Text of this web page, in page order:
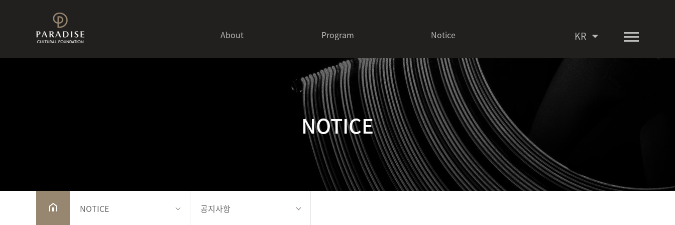
About Program
- PAL LINK
- PAL FESTIVAL
- PAL WORKSHOP
- ASIAN POP FESTIVAL
Notice KR
NOTICE
NOTICE 공지사항